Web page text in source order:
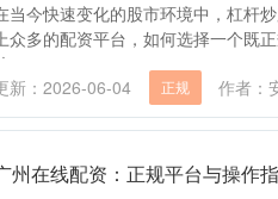
当今快速变化的股市环境中，杠杆
众多的配资平台，如何选择一个既
....
新：2026-06-04
正规 作者：
州在线配资：正规平台与操作